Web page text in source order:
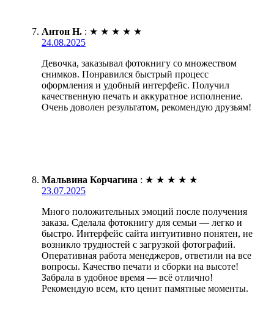
Антон Н. : ★ ★ ★ ★ ★
24.08.2025
Девочка, заказывал фотокнигу со множеством
снимков. Понравился быстрый процесс
оформления и удобный интерфейс. Получил
качественную печать и аккуратное исполнение.
Очень доволен результатом, рекомендую друзьям!
Мальвина Корчагина : ★ ★ ★ ★ ★
23.07.2025
Много положительных эмоций после получения
заказа. Сделала фотокнигу для семьи — легко и
быстро. Интерфейс сайта интуитивно понятен, не
возникло трудностей с загрузкой фотографий.
Оперативная работа менеджеров, ответили на все
вопросы. Качество печати и сборки на высоте!
Забрала в удобное время — всё отлично!
Рекомендую всем, кто ценит памятные моменты.